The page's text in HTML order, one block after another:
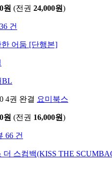
원 (전권 24,000원)
건
한 어둠 [단행본]
BL
4권 완결 요미북스
원 (전권 16,000원)
66 건
더 스컴백(KISS THE